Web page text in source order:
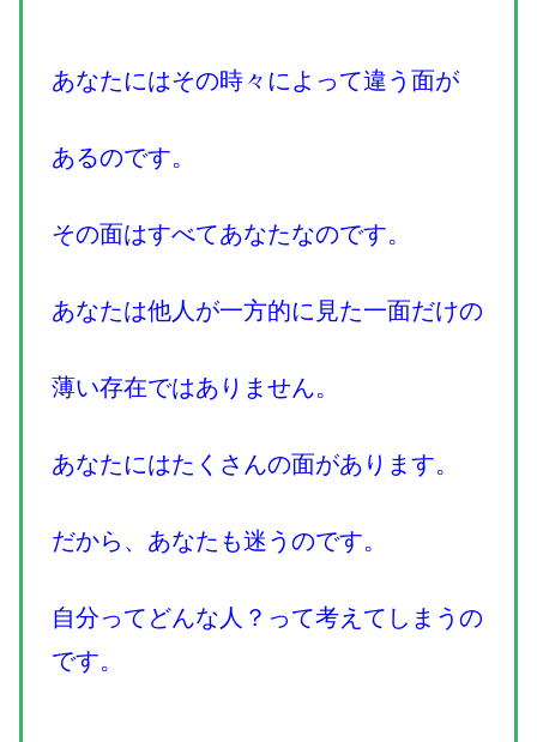
あなたにはその時々によって違う面が
あるのです。
その面はすべてあなたなのです。
あなたは他人が一方的に見た一面だけの
薄い存在ではありません。
あなたにはたくさんの面があります。
だから、あなたも迷うのです。
自分ってどんな人？って考えてしまうの
です。